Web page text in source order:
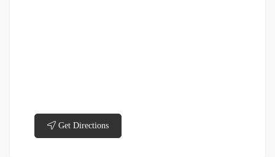
Get Directions